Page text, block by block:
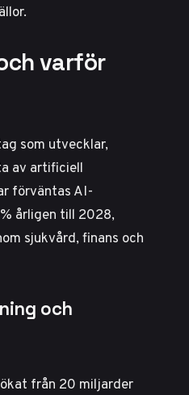
varför
som utvecklar,
av artificiell
förväntas AI-
årligen till 2028,
sjukvård, finans och
och
från 20 miljarder